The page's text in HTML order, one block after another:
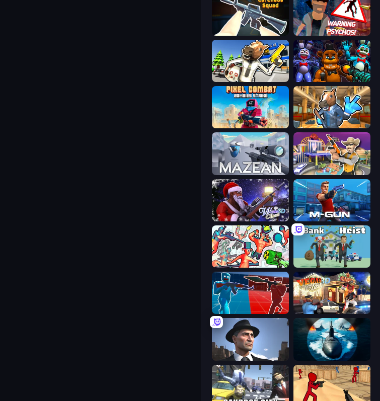
CS: Chaos Squad City of Psychos
Bank Robbery: Escape FNaF Shooter
Pixel Combat: Zombies Strike Bank Robbery 2
Mazean Casino Robbery
Winter Clash 3D Muscle Gun.IO
Funny Shooter 2 Bank Heist
Battle of the Soldiers: Red vs Blue Vegas Clash 3D
Downtown 1930s Mafia Ships Battlefield 3D